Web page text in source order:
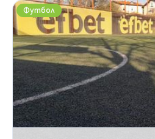
Bankya Sport Complex
Футбол
София
Банкя
Услуги
Джитбол
резервация
Закрито футболно игрище
резервация
Открито футболно игрище
резервация